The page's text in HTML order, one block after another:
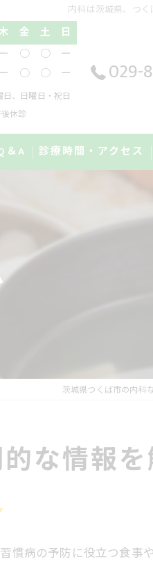
内科は茨城県、つ
金 土
日
ー ○ ○
ー
ー ○ ○ ー
日、日曜日・祝日
休診
029-
＆A 診療時間・アクセス
茨城県つくば市の内科
な情報
慣病の予防に役立つ食事